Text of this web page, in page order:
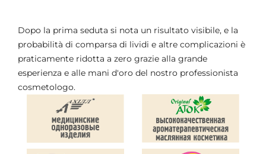
Dopo la prima seduta si nota un risultato visibile, e la
probabilità di comparsa di lividi e altre complicazioni è
praticamente ridotta a zero grazie alla grande
esperienza e alle mani d'oro del nostro professionista
cosmetologo.